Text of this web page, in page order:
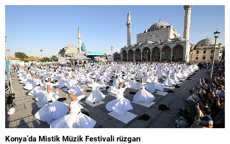
Konya’da Mistik Müzik Festivali rüzgarı